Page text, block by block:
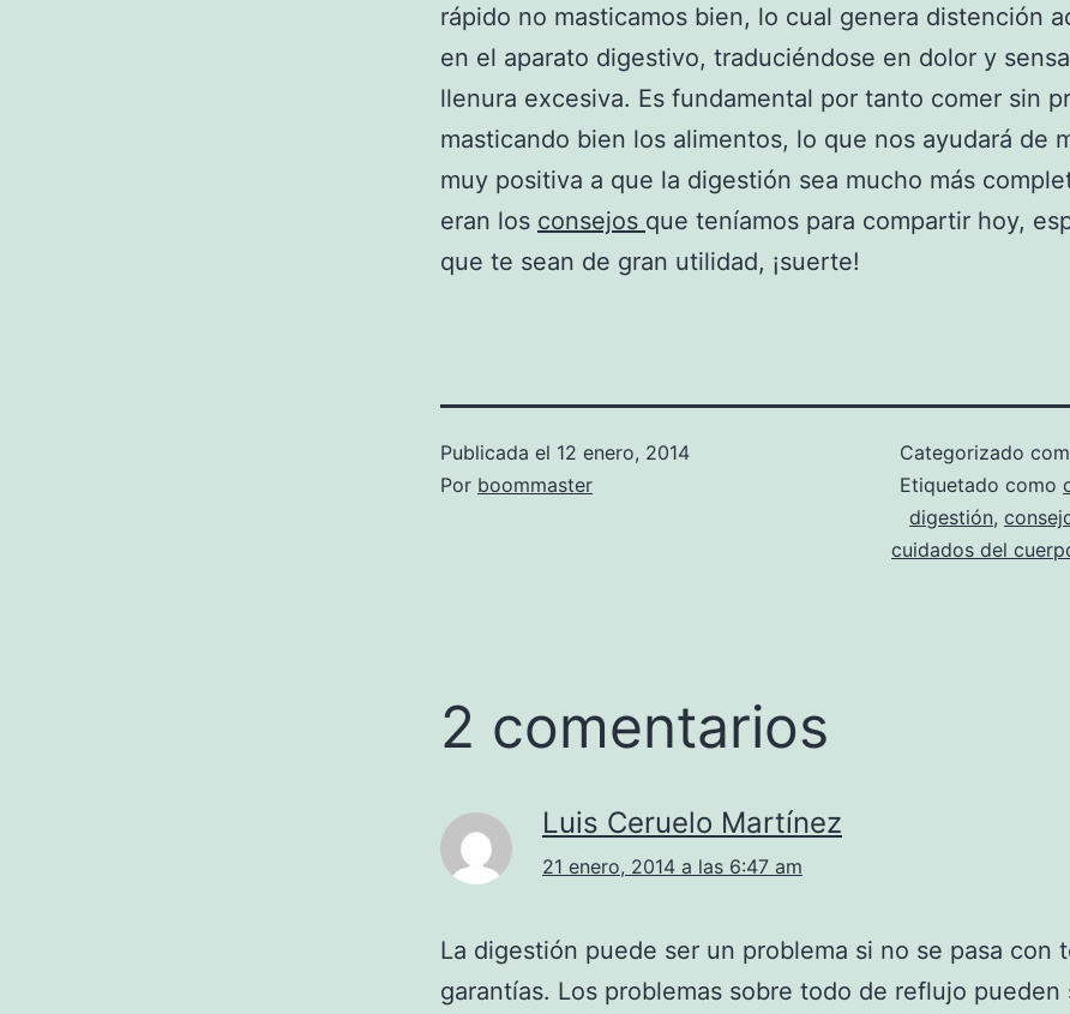
rápido no masticamos bien, lo cual genera distención
en el aparato digestivo, traduciéndose en dolor y
llenura excesiva. Es fundamental por tanto comer sin
masticando bien los alimentos, lo que nos ayudará de
muy positiva a que la digestión sea mucho más
eran los consejos que teníamos para compartir hoy,
que te sean de gran utilidad, ¡suerte!
Publicada el 12 enero, 2014
Por boommaster
Categorizado
Etiquetado como
digestión,
cuidados del
2 comentarios
Luis Ceruelo Martínez
21 enero, 2014 a las 6:47 am
La digestión puede ser un problema si no se pasa con
garantías. Los problemas sobre todo de reflujo pueden